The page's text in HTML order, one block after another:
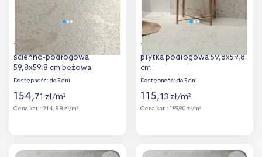
Tubądzin Teri Ivory płytka
ścienno-podłogowa
59,8x59,8 cm beżowa
Dostępność: do 5 dni
154,71 zł/m2
Cena kat.: 214,88 zł/m2
Tubądzin Macchia beige Mat
płytka podłogowa 59,8x59,8
cm
Dostępność: do 5 dni
115,13 zł/m2
Cena kat.: 159,90 zł/m2